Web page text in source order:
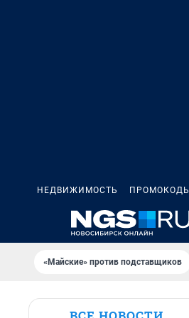
НЕДВИЖИМОСТЬ ПРОМОКОДЫ
«Майские» против подставщиков